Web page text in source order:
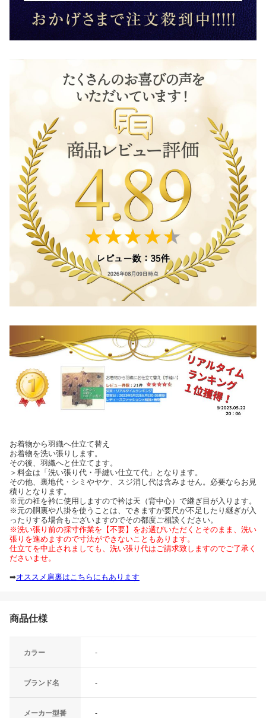
お着物から羽織へ仕立て替え
お着物を洗い張りします。
その後、羽織へと仕立てます。
＞料金は「洗い張り代・手縫い仕立て代」となります。
その他、裏地代・シミやヤケ、スジ消し代は含みません。必要ならお見
積りとなります。
※元の衽を衿に使用しますので衿は天（背中心）で継ぎ目が入ります。
※元の胴裏や八掛を使うことは、できますが要尺が不足したり継ぎが入
ったりする場合もございますのでその都度ご相談ください。
※洗い張り前の採寸作業を【不要】をお選びいただくとそのまま、洗い
張りを進めますので寸法ができないこともあります。
仕立てを中止されましても、洗い張り代はご請求致しますのでご了承く
ださいませ。
➡オススメ肩裏はこちらにもあります
商品仕様
カラー -
ブランド名 -
メーカー型番 -